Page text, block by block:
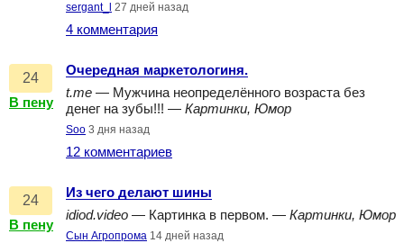
sergant_l 27 дней назад
4 комментария
24
В пену
Очередная маркетологиня.
t.me — Мужчина неопределённого возраста без
денег на зубы!!! — Картинки, Юмор
Soo 3 дня назад
12 комментариев
24
В пену
Из чего делают шины
idiod.video — Картинка в первом. — Картинки, Юмор
Сын Агропрома 14 дней назад